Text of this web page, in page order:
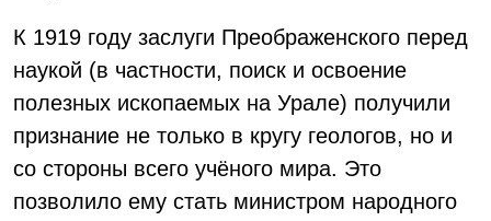
К 1919 году заслуги Преображенского перед
наукой (в частности, поиск и освоение
полезных ископаемых на Урале) получили
признание не только в кругу геологов, но и
со стороны всего учёного мира. Это
позволило ему стать министром народного